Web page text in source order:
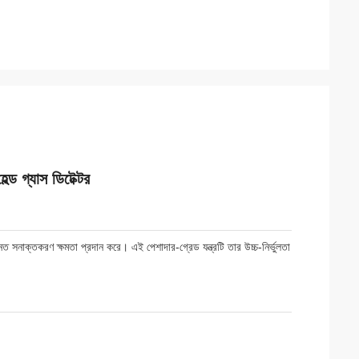
গ্যাস ডিটেক্টর
ক্ষমতা প্রদান করে। এই পেশাদার-গ্রেড যন্ত্রটি তার উচ্চ-নির্ভুলতা